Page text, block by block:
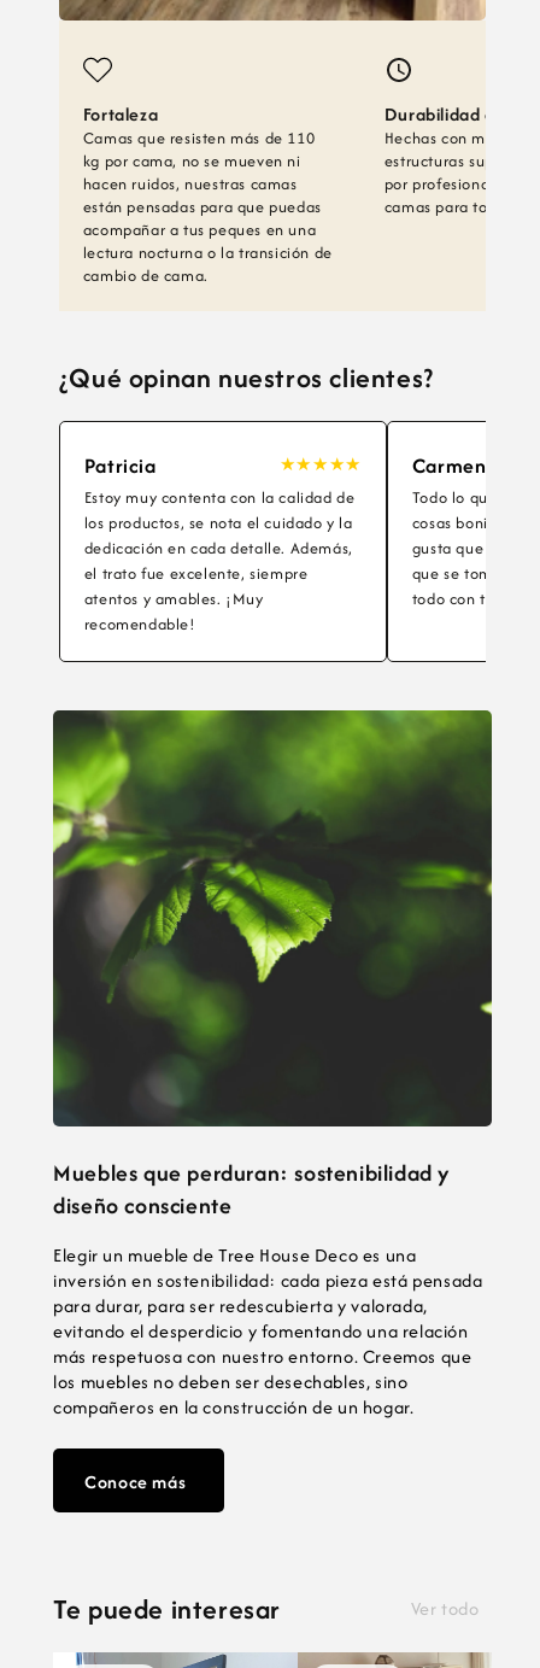
Fortaleza
Camas que resisten más de 110
kg por cama, no se mueven ni
hacen ruidos, nuestras camas
están pensadas para que puedas
acompañar a tus peques en una
lectura nocturna o la transición de
cambio de cama.
Durabilidad
Hechas con
estructuras super
por profesionales,
camas para toda la
¿Qué opinan nuestros clientes?
Patricia ★★★★★
Estoy muy contenta con la calidad de
los productos, se nota el cuidado y la
dedicación en cada detalle. Además,
el trato fue excelente, siempre
atentos y amables. ¡Muy
recomendable!
Carmen
Todo lo que
cosas bonitas y
gusta que los
que se tomen el
todo con tanto
Muebles que perduran: sostenibilidad y
diseño consciente
Elegir un mueble de Tree House Deco es una
inversión en sostenibilidad: cada pieza está pensada
para durar, para ser redescubierta y valorada,
evitando el desperdicio y fomentando una relación
más respetuosa con nuestro entorno. Creemos que
los muebles no deben ser desechables, sino
compañeros en la construcción de un hogar.
Conoce más
Te puede interesar Ver todo